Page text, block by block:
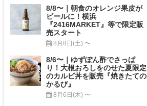
8/8〜｜朝食のオレンジ果皮が
ビールに！横浜
『2416MARKET』等で限定販
売スタート
8月8日(土) 〜
8/6〜｜ゆずぽん酢でさっぱ
り！大根おろしをのせた夏限定
のカルビ丼を販売『焼きたての
かるび』
8月6日(木) 〜